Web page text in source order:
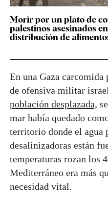
Morir por un plato de
palestinos asesinados
distribución de
En una Gaza
de ofensiva militar
población desplazada,
mar había quedado
territorio donde el agua
desalinizadoras están
temperaturas rozan los
Mediterráneo era más
necesidad vital.